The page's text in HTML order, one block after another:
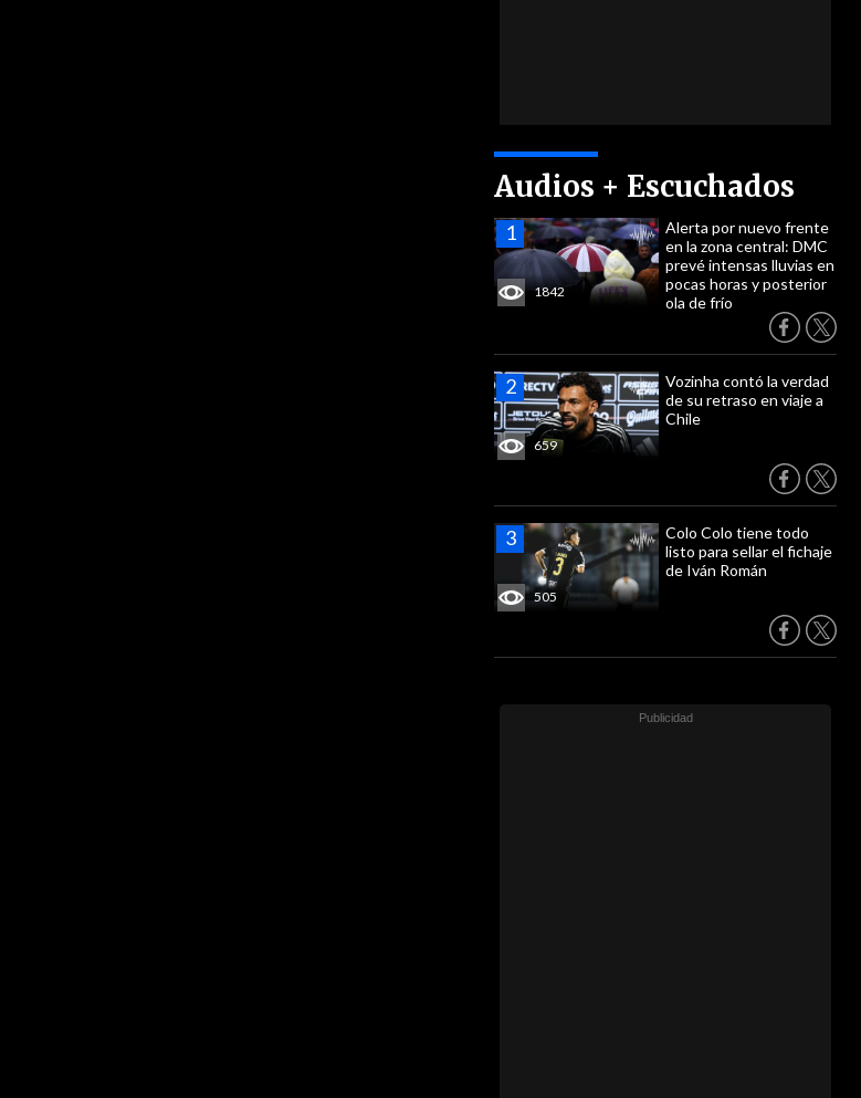
Audios + Escuchados
1842
Alerta por nuevo frente
en la zona central: DMC
prevé intensas lluvias en
pocas horas y posterior
ola de frío
659
Vozinha contó la verdad
de su retraso en viaje a
Chile
505
Colo Colo tiene todo
listo para sellar el fichaje
de Iván Román